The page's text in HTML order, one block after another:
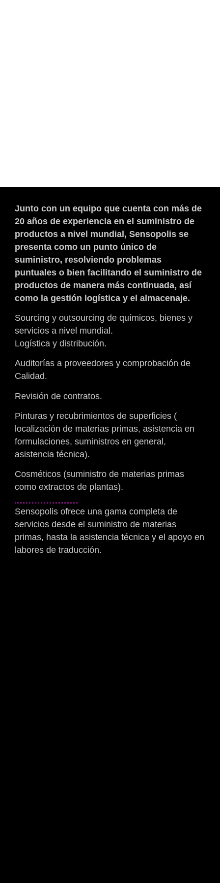
Junto con un equipo que cuenta con más de
20 años de experiencia en el suministro de
productos a nivel mundial, Sensopolis se
presenta como un punto único de
suministro, resolviendo problemas
puntuales o bien facilitando el suministro de
productos de manera más continuada, así
como la gestión logística y el almacenaje.
Sourcing y outsourcing de químicos, bienes y
servicios a nivel mundial.
Logística y distribución.
Auditorías a proveedores y comprobación de
Calidad.
Revisión de contratos.
Pinturas y recubrimientos de superficies (
localización de materias primas, asistencia en
formulaciones, suministros en general,
asistencia técnica).
Cosméticos (suministro de materias primas
como extractos de plantas).
Sensopolis ofrece una gama completa de
servicios desde el suministro de materias
primas, hasta la asistencia técnica y el apoyo en
labores de traducción.